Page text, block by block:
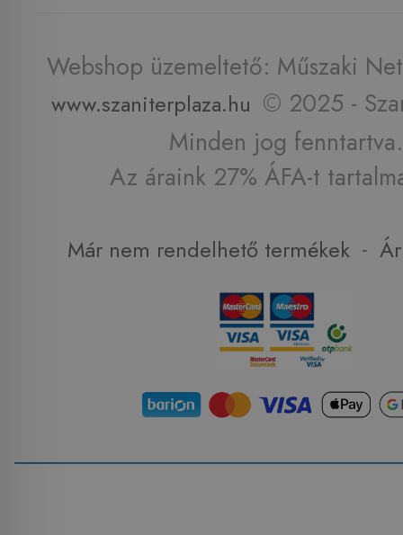
Webshop üzemeltető: Műszaki
www.szaniterplaza.hu © 2025 -
Minden jog fenntartva.
Az áraink 27% ÁFA-t
Már nem rendelhető termékek -